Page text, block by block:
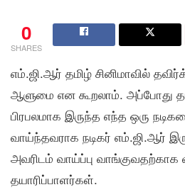
0
SHARES
எம்.ஜி.ஆர் தமிழ் சினிமாவில்
ஆளுமை என கூறலாம். அப்போது
பிரபலமாக இருந்த எந்த ஒரு
வாய்ந்தவராக நடிகர் எம்.ஜி.ஆர்
அவரிடம் வாய்ப்பு வாங்குவதற்காக
தயாரிப்பாளர்கள்.